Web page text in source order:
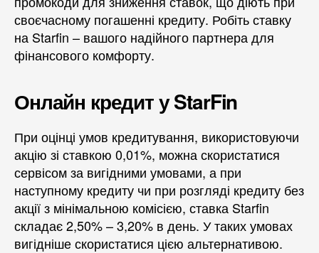
своєчасному погашенні кредиту. Робіть ставку
на Starfin – вашого надійного партнера для
фінансового комфорту.
Онлайн кредит у StarFin
При оцінці умов кредитування, використовуючи
акцію зі ставкою 0,01%, можна скористатися
сервісом за вигідними умовами, а при
наступному кредиту чи при розгляді кредиту без
акції з мінімальною комісією, ставка Starfin
складає 2,50% – 3,20% в день. У таких умовах
вигідніше скористатися цією альтернативою.